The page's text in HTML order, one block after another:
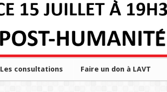
Les consultations Faire un don à LAVT